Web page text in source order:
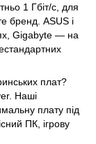
1 Гбіт/с, для
бренд. ASUS і
Gigabyte — на
плат?
Наші
плату під
ПК, ігрову